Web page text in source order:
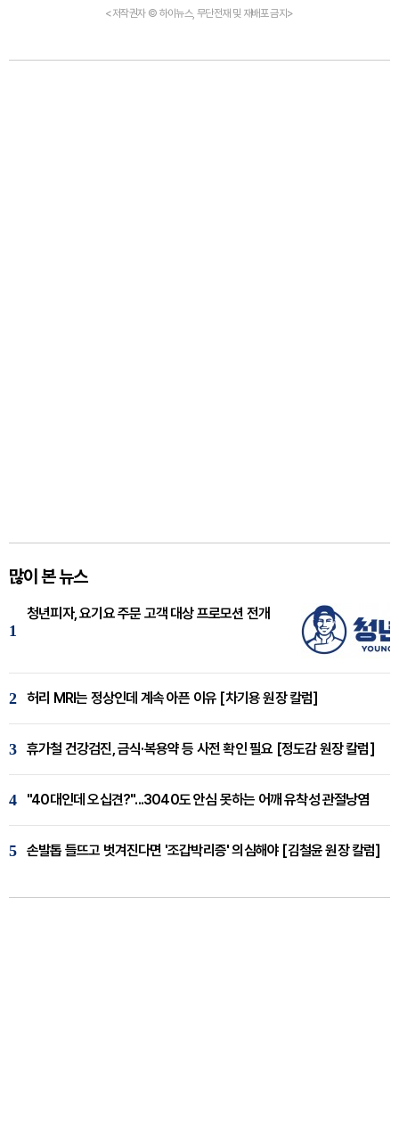
<저작권자 © 하이뉴스, 무단전재 및 재배포 금지>
많이 본 뉴스
1
청년피자, 요기요 주문 고객 대상 프로모션 전개
2 허리 MRI는 정상인데 계속 아픈 이유 [차기용 원장 칼럼]
3 휴가철 건강검진, 금식·복용약 등 사전 확인 필요 [정도감 원장 칼럼]
4 "40대인데 오십견?"...3040도 안심 못하는 어깨 유착성 관절낭염
5 손발톱 들뜨고 벗겨진다면 '조갑박리증' 의심해야 [김철윤 원장 칼럼]